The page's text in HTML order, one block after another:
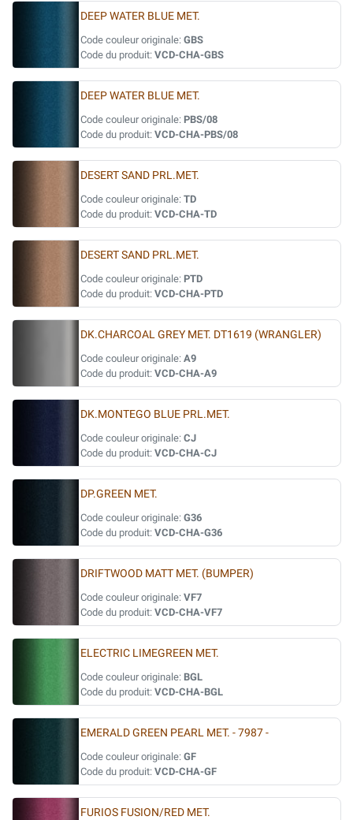
DEEP WATER BLUE MET.
Code couleur originale: GBS
Code du produit: VCD-CHA-GBS
DEEP WATER BLUE MET.
Code couleur originale: PBS/08
Code du produit: VCD-CHA-PBS/08
DESERT SAND PRL.MET.
Code couleur originale: TD
Code du produit: VCD-CHA-TD
DESERT SAND PRL.MET.
Code couleur originale: PTD
Code du produit: VCD-CHA-PTD
DK.CHARCOAL GREY MET. DT1619 (WRANGLER)
Code couleur originale: A9
Code du produit: VCD-CHA-A9
DK.MONTEGO BLUE PRL.MET.
Code couleur originale: CJ
Code du produit: VCD-CHA-CJ
DP.GREEN MET.
Code couleur originale: G36
Code du produit: VCD-CHA-G36
DRIFTWOOD MATT MET. (BUMPER)
Code couleur originale: VF7
Code du produit: VCD-CHA-VF7
ELECTRIC LIMEGREEN MET.
Code couleur originale: BGL
Code du produit: VCD-CHA-BGL
EMERALD GREEN PEARL MET. - 7987 -
Code couleur originale: GF
Code du produit: VCD-CHA-GF
FURIOS FUSION/RED MET.